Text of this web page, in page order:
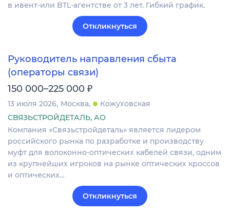
в ивент-или BTL-агентстве от 3 лет. Гибкий график.
Откликнуться
Руководитель направления сбыта
(операторы связи)
150 000–225 000 ₽
13 июля 2026 Москва
Кожуховская
СВЯЗЬСТРОЙДЕТАЛЬ, АО
Компания «Связьстройдеталь» является лидером
российского рынка по разработке и производству
муфт для волоконно-оптических кабелей связи, одним
из крупнейших игроков на рынке оптических кроссов
и оптических…
Откликнуться